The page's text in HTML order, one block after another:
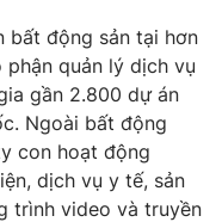
bất động sản tại hơn
phận quản lý dịch vụ
gần 2.800 dự án
Ngoài bất động
con hoạt động
dịch vụ y tế, sản
trình video và truyền